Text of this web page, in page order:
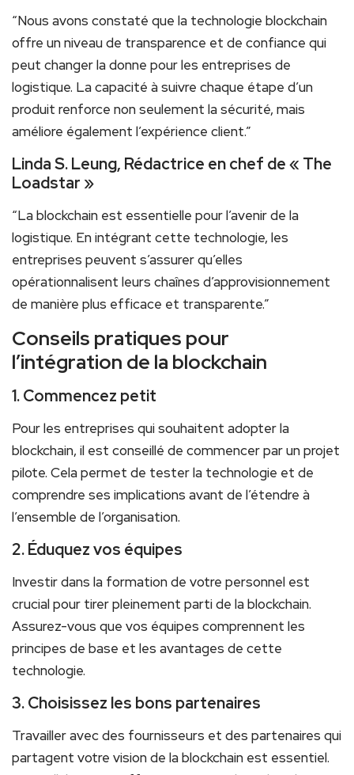
“Nous avons constaté que ⁢la technologie blockchain
offre un ​niveau de transparence⁤ et⁣ de confiance qui
peut changer la donne pour‌ les entreprises ⁢de
logistique. La capacité à suivre chaque étape d’un
produit renforce non seulement la sécurité, mais
améliore également l’expérience client.”
Linda⁣ S. Leung,‍ Rédactrice ⁣en chef⁢ de « The
Loadstar »
“La blockchain est essentielle pour l’avenir de⁤ la
logistique.⁤ En intégrant cette technologie, les
entreprises peuvent s’assurer qu’elles
⁣opérationnalisent leurs chaînes d’approvisionnement
de manière plus efficace et transparente.”
Conseils pratiques pour
l’intégration de la blockchain
1. Commencez petit
Pour les entreprises ⁤qui souhaitent adopter la
blockchain, il est conseillé de commencer par ⁣un projet
pilote. Cela permet de tester la⁣ technologie et⁤ de
comprendre ses implications ⁤avant de l’étendre à‌
l’ensemble ⁤de l’organisation.
2. Éduquez vos équipes
Investir dans la ‌formation de votre personnel est
crucial pour tirer pleinement⁣ parti de la​ blockchain.
Assurez-vous que⁤ vos équipes comprennent les
principes ⁢de base et les ‌avantages de cette
technologie.
3. ‍Choisissez les bons partenaires
Travailler avec des fournisseurs et ⁤des partenaires ⁢qui
partagent votre vision de la blockchain est essentiel.